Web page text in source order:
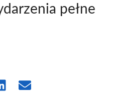
pełne
Share Share